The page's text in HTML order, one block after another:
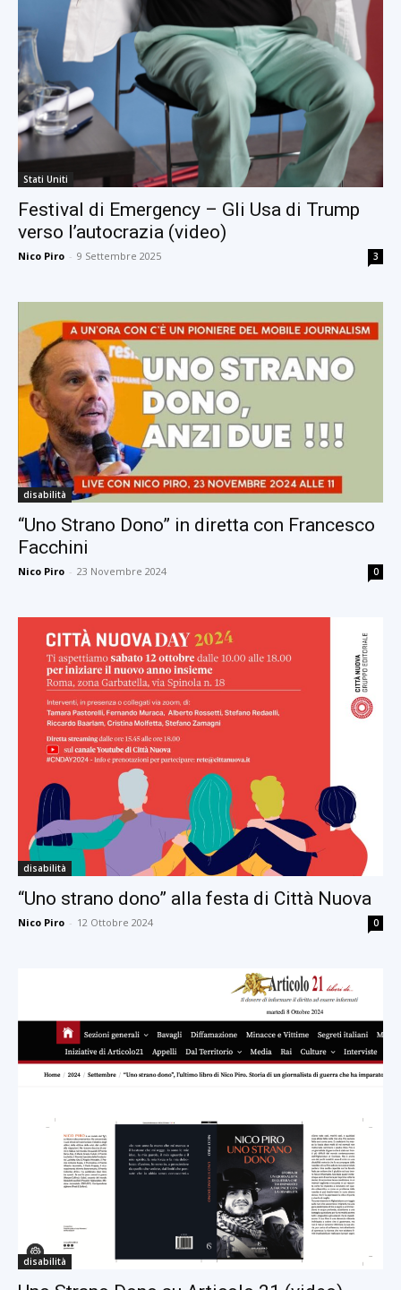
Stati Uniti
Festival di Emergency – Gli Usa di Trump
verso l’autocrazia (video)
Nico Piro - 9 Settembre 2025 3
disabilità
“Uno Strano Dono” in diretta con Francesco
Facchini
Nico Piro - 23 Novembre 2024 0
disabilità
“Uno strano dono” alla festa di Città Nuova
Nico Piro - 12 Ottobre 2024 0
disabilità